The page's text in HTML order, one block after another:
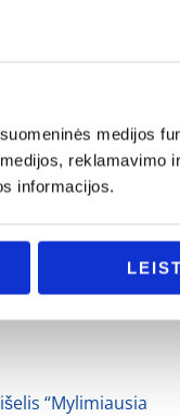
medijos
reklamavimo
informacijos.
mums užduoti